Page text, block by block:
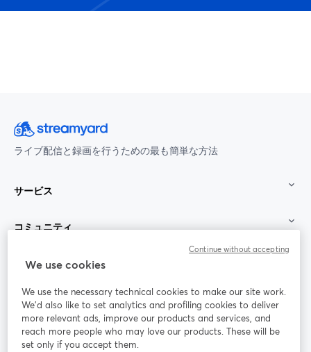
ライブ配信と録画を行うための最も簡単な方法
サービス
コミュニティ
StreamYard：
参加する
ライ
Facebook
新しいタブで開く(Twitter)
YouTube
We use cookies
We use the necessary technical cookies to make our site work.
We'd also like to set analytics and profiling cookies to deliver
more relevant ads, improve our products and services, and
reach more people who may love our products. These will be
set only if you accept them.
Continue without accepting